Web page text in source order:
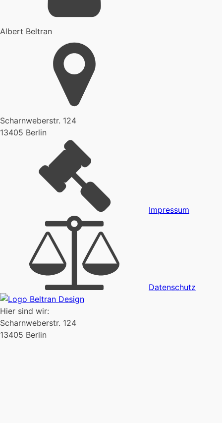
Albert Beltran
Scharnweberstr. 124
13405 Berlin
Impressum
Datenschutz
Hier sind wir:
Scharnweberstr. 124
13405 Berlin